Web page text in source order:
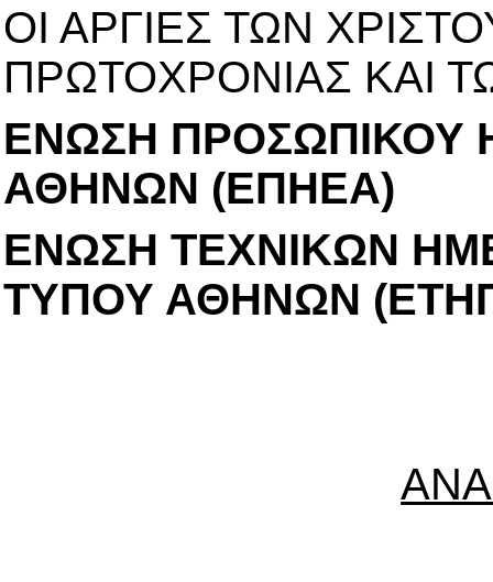
ΟΙ ΑΡΓΙΕΣ ΤΩΝ
ΠΡΩΤΟΧΡΟΝΙΑΣ ΚΑΙ
ΕΝΩΣΗ ΠΡΟΣΩΠΙΚΟΥ
ΑΘΗΝΩΝ (ΕΠΗΕΑ)
ΕΝΩΣΗ ΤΕΧΝΙΚΩΝ
ΤΥΠΟΥ ΑΘΗΝΩΝ